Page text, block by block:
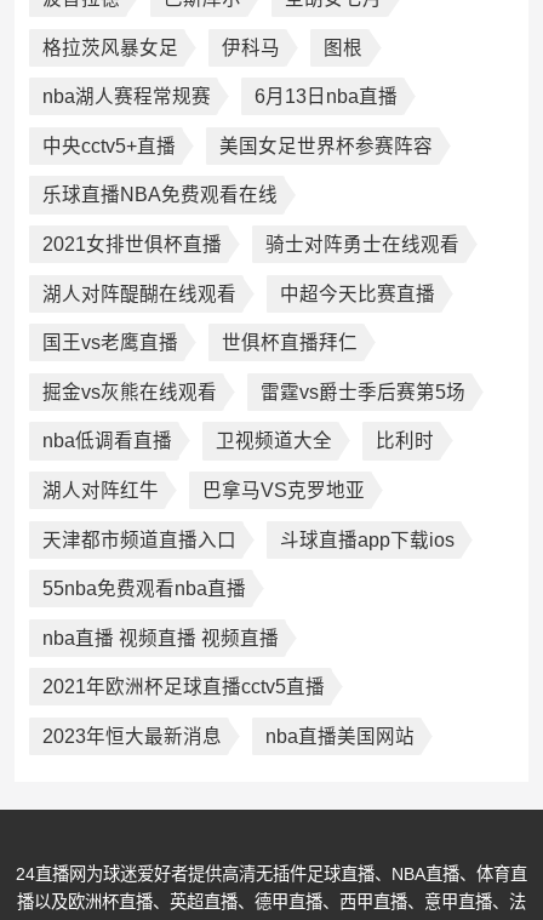
格拉茨风暴女足 伊科马 图根
nba湖人赛程常规赛 6月13日nba直播
中央cctv5+直播 美国女足世界杯参赛阵容
乐球直播NBA免费观看在线
2021女排世俱杯直播 骑士对阵勇士在线观看
湖人对阵醍醐在线观看 中超今天比赛直播
国王vs老鹰直播 世俱杯直播拜仁
掘金vs灰熊在线观看 雷霆vs爵士季后赛第5场
nba低调看直播 卫视频道大全 比利时
湖人对阵红牛 巴拿马VS克罗地亚
天津都市频道直播入口 斗球直播app下载ios
55nba免费观看nba直播
nba直播 视频直播 视频直播
2021年欧洲杯足球直播cctv5直播
2023年恒大最新消息 nba直播美国网站
24直播网为球迷爱好者提供高清无插件足球直播、NBA直播、体育直
播以及欧洲杯直播、英超直播、德甲直播、西甲直播、意甲直播、法